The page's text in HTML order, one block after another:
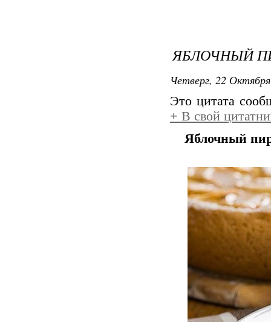
ЯБЛОЧНЫЙ
Четверг, 22
Это цитата
+ В свой
Яблочный